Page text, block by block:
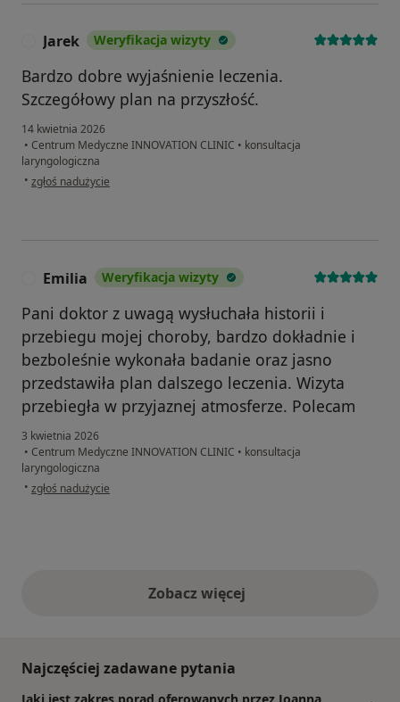
Jarek Weryfikacja wizyty
Bardzo dobre wyjaśnienie leczenia.
Szczegółowy plan na przyszłość.
14 kwietnia 2026
• Centrum Medyczne INNOVATION CLINIC • konsultacja
laryngologiczna
• w opinii użytkownika Jarek
zgłoś nadużycie
Emilia Weryfikacja wizyty
Pani doktor z uwagą wysłuchała historii i
przebiegu mojej choroby, bardzo dokładnie i
bezboleśnie wykonała badanie oraz jasno
przedstawiła plan dalszego leczenia. Wizyta
przebiegła w przyjaznej atmosferze. Polecam
3 kwietnia 2026
• Centrum Medyczne INNOVATION CLINIC • konsultacja
laryngologiczna
• w opinii użytkownika Emilia
zgłoś nadużycie
Zobacz więcejopinie powyżej
Najczęściej zadawane pytania